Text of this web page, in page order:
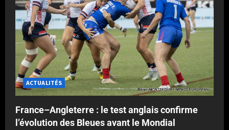
ACTUALITÉS
France–Angleterre : le test anglais confirme
l’évolution des Bleues avant le Mondial